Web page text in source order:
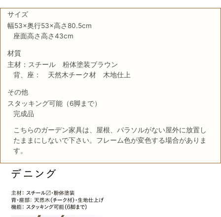
サイズ
幅53×奥行53×高さ80.5cm
座面高さ高さ43cm
材質
主材：スチール 粉体塗装ブラウン
背、座： 天然木チーク材 木地仕上
その他
スタッキング可能（6脚まで）
完成品
こちらのガーデン家具は、屋根、パラソルがない屋外に放置し
たままにしないで下さい。フレーム色が変色する場合がありま
す。